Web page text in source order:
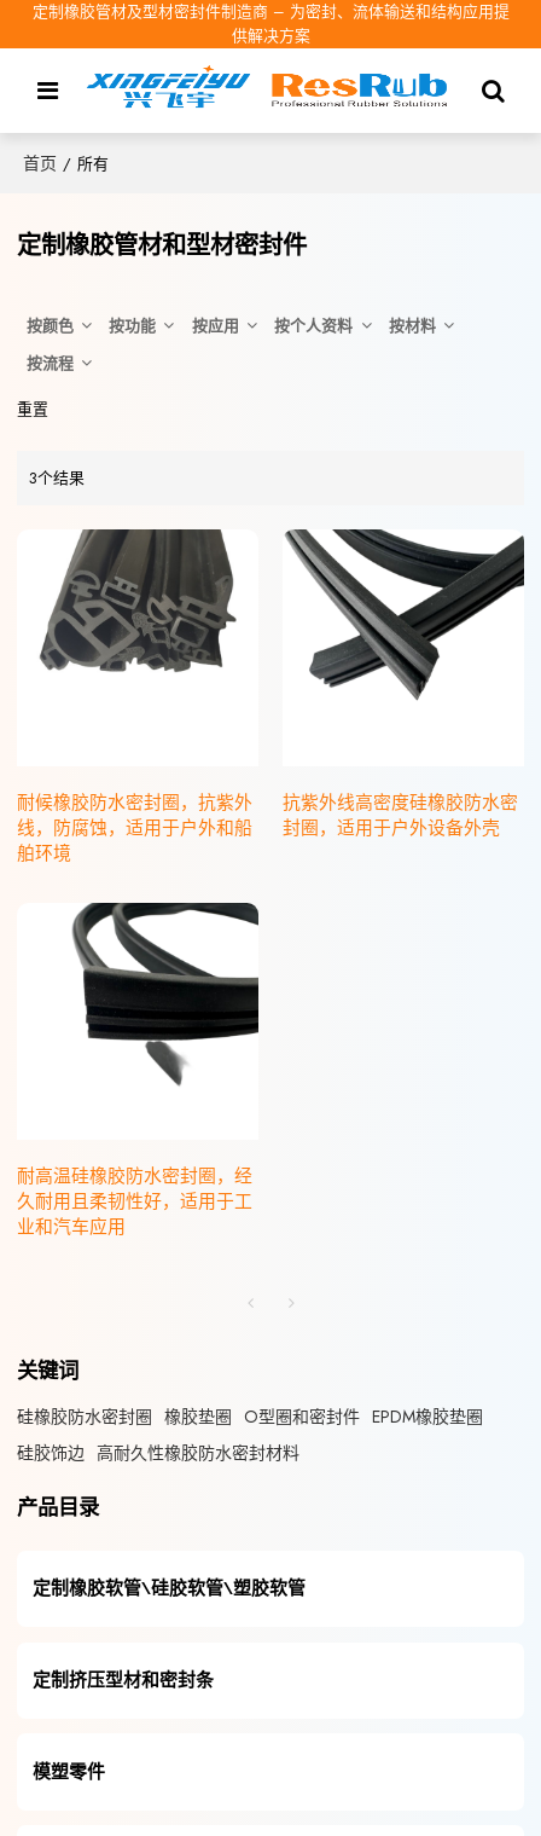
定制橡胶管材及型材密封件制造商 – 为密封、流体输送和结构应用提
供解决方案
首页 / 所有
定制橡胶管材和型材密封件
按颜色 按功能 按应用 按个人资料
按材料
按流程
重置
3个结果
耐候橡胶防水密封圈，抗紫外
线，防腐蚀，适用于户外和船
舶环境
抗紫外线高密度硅橡胶防水密
封圈，适用于户外设备外壳
耐高温硅橡胶防水密封圈，经
久耐用且柔韧性好，适用于工
业和汽车应用
关键词
硅橡胶防水密封圈 橡胶垫圈 O型圈和密封件 EPDM橡胶垫圈
硅胶饰边 高耐久性橡胶防水密封材料
产品目录
定制橡胶软管\硅胶软管\塑胶软管
定制挤压型材和密封条
模塑零件